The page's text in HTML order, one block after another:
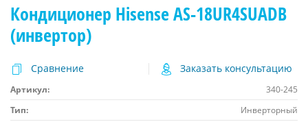
Кондиционер Hisense AS-18UR4SUADB
(инвертор)
Сравнение Заказать консультацию
Артикул:
340-245
Тип:
Инверторный